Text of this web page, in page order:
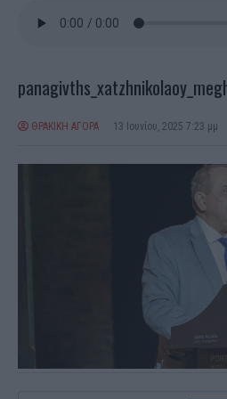
ΘΡΑΚΙΚΗ ΑΓΟΡΑ 13 Ιουνίου, 2025 7:23 μμ